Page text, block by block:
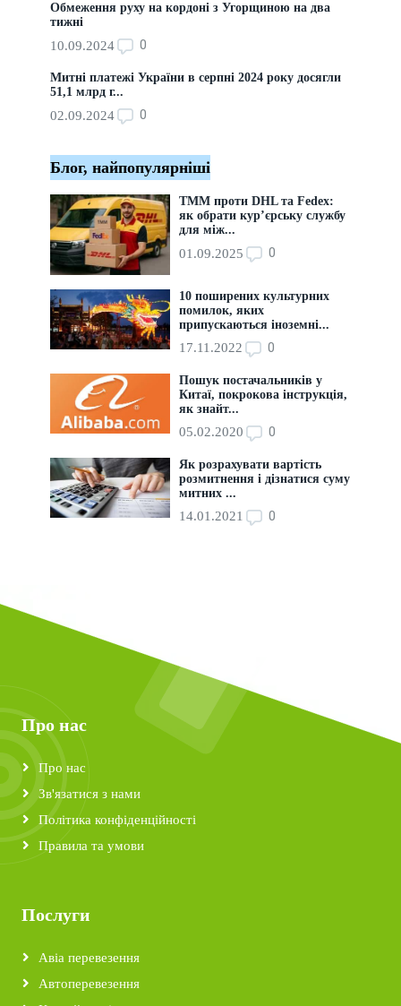
Обмеження руху на кордоні з Угорщиною на два
тижні
10.09.2024 0
Митні платежі України в серпні 2024 року досягли
51,1 млрд г...
02.09.2024 0
Блог, найпопулярніші
ТММ проти DHL та Fedex:
як обрати кур’єрську службу
для між...
01.09.2025 0
10 поширених культурних
помилок, яких
припускаються іноземні...
17.11.2022 0
Пошук постачальників у
Китаї, покрокова інструкція,
як знайт...
05.02.2020 0
Як розрахувати вартість
розмитнення і дізнатися суму
митних ...
14.01.2021 0
Про нас
Про нас
Зв'язатися з нами
Політика конфіденційності
Правила та умови
Послуги
Авіа перевезення
Автоперевезення